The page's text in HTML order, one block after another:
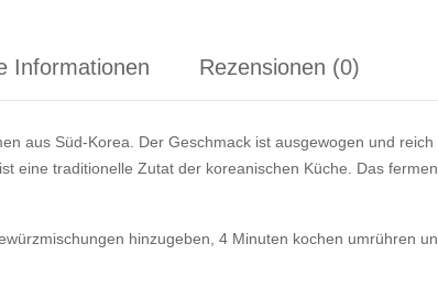
Informationen Rezensionen (0)
aus Süd-Korea. Der Geschmack ist ausgewogen und
eine traditionelle Zutat der koreanischen Küche. Das
hinzugeben, 4 Minuten kochen umrühren